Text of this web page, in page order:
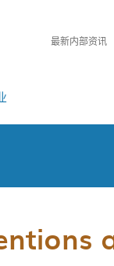
最新内部资讯